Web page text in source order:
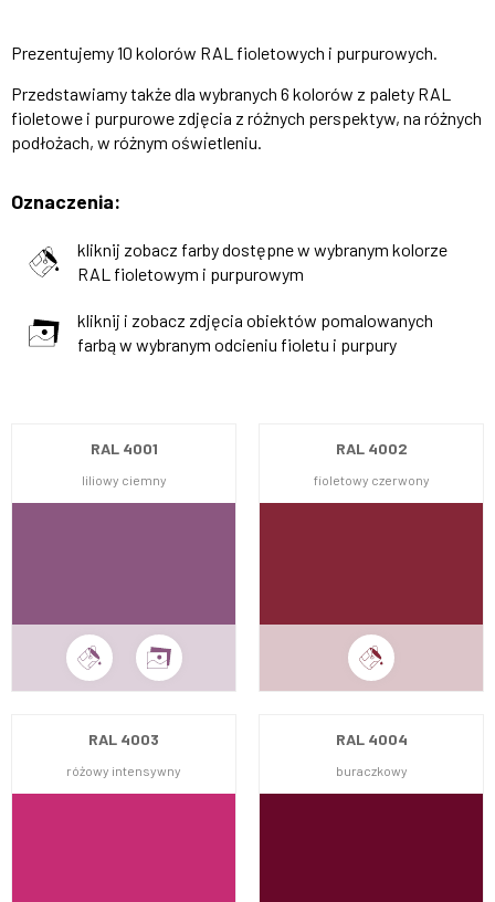
Prezentujemy 10 kolorów RAL fioletowych i purpurowych.
Przedstawiamy także dla wybranych 6 kolorów z palety RAL
fioletowe i purpurowe zdjęcia z różnych perspektyw, na różnych
podłożach, w różnym oświetleniu.
Oznaczenia:
kliknij zobacz farby dostępne w wybranym kolorze
RAL fioletowym i purpurowym
kliknij i zobacz zdjęcia obiektów pomalowanych
farbą w wybranym odcieniu fioletu i purpury
RAL 4001
liliowy ciemny
RAL 4002
fioletowy czerwony
RAL 4003
różowy intensywny
RAL 4004
buraczkowy